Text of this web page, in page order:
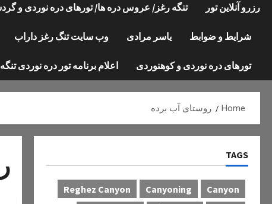
رزرو آنلاین تور تنگه رغز/ عروس دره ها/ تورهای دره نوردی و
شرایط و ضوابط یاسر مرادی وب سایت تنگ رغز داراب
تورهای دره نوردی و کوهنوردی اعلام برنامه تور دره نوردی
Home روستای آب برده
TAGS
Canyon
Canyoning
Reghez Canyon